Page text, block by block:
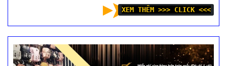
XEM THÊM >>> CLICK <<<